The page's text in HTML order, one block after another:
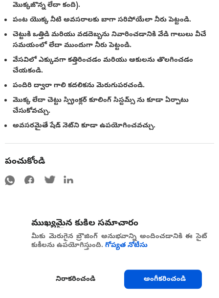
మొక్కజొన్న లేదా కంది).
పంట యొక్క నీటి అవసరాలకు బాగా సరిపోయేలా నీరు పెట్టండి.
చెట్టుకి ఒత్తిడి మరియు వడదెబ్బను నివారించడానికి వేడి గాలులు వీచే
సమయంలో లేదా ముందుగా నీరు పెట్టండి.
వేసవిలో ఎక్కువగా కత్తిరించడం మరియు ఆకులను తొలగించడం
చేయకండి.
పందిరి ద్వారా గాలి కదలికను మెరుగుపరచండి.
మొక్క లేదా చెట్టు స్ప్రింక్లర్ కూలింగ్ సిస్టమ్స్ ను కూడా ఏర్పాటు
చేసుకోవచ్చు.
అవసరమైతే షేడ్ నెట్‌ని కూడా ఉపయోగించవచ్చు.
పంచుకోండి
ముఖ్యమైన కుకీల సమాచారం
మీకు మెరుగైన బ్రౌజింగ్ అనుభవాన్ని అందించడానికి ఈ సైట్
కుకీలను ఉపయోగిస్తుంది. గోప్యత నోటీసు
నిరాకరించండి అంగీకరించండి